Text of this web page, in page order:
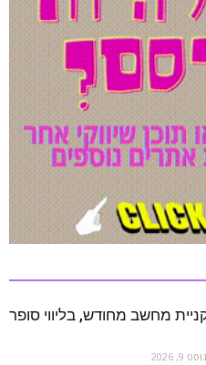
מחשב מחודש, בליווי סופר
9, 2026